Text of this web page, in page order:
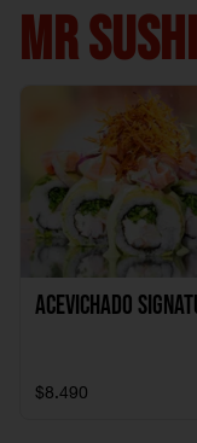
MR
ACEVICHADO
$8.490